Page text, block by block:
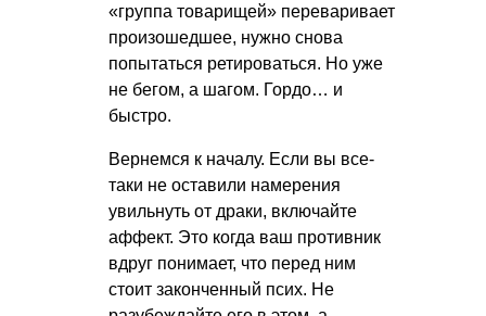
«группа товарищей» переваривает
произошедшее, нужно снова
попытаться ретироваться. Но уже
не бегом, а шагом. Гордо… и
быстро.
Вернемся к началу. Если вы все-
таки не оставили намерения
увильнуть от драки, включайте
аффект. Это когда ваш противник
вдруг понимает, что перед ним
стоит законченный псих. Не